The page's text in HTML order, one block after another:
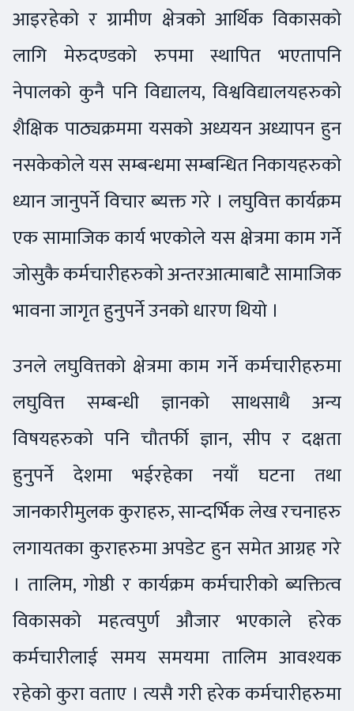
आइरहेको र ग्रामीण क्षेत्रको आर्थिक विकासको
लागि मेरुदण्डको रुपमा स्थापित भएतापनि
नेपालको कुनै पनि विद्यालय, विश्वविद्यालयहरुको
शैक्षिक पाठ्यक्रममा यसको अध्ययन अध्यापन हुन
नसकेकोले यस सम्बन्धमा सम्बन्धित निकायहरुको
ध्यान जानुपर्ने विचार ब्यक्त गरे । लघुवित्त कार्यक्रम
एक सामाजिक कार्य भएकोले यस क्षेत्रमा काम गर्ने
जोसुकै कर्मचारीहरुको अन्तरआत्माबाटै सामाजिक
भावना जागृत हुनुपर्ने उनको धारण थियो ।
उनले लघुवित्तको क्षेत्रमा काम गर्ने कर्मचारीहरुमा
लघुवित्त सम्बन्धी ज्ञानको साथसाथै अन्य
विषयहरुको पनि चौतर्फी ज्ञान, सीप र दक्षता
हुनुपर्ने देशमा भईरहेका नयाँ घटना तथा
जानकारीमुलक कुराहरु, सान्दर्भिक लेख रचनाहरु
लगायतका कुराहरुमा अपडेट हुन समेत आग्रह गरे
। तालिम, गोष्ठी र कार्यक्रम कर्मचारीको ब्यक्तित्व
विकासको महत्वपुर्ण औजार भएकाले हरेक
कर्मचारीलाई समय समयमा तालिम आवश्यक
रहेको कुरा वताए । त्यसै गरी हरेक कर्मचारीहरुमा